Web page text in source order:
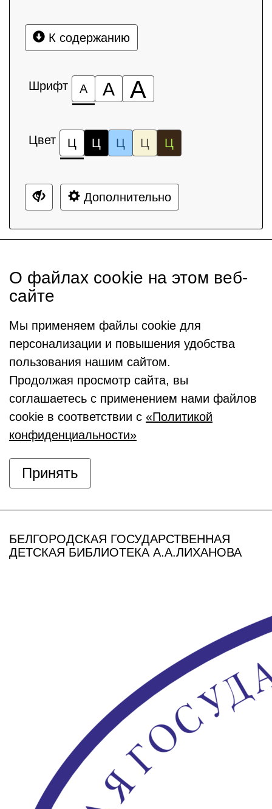
К содержанию
Шрифт А А А
Цвет Ц Ц Ц Ц Ц
Дополнительно
О файлах cookie на этом веб-
сайте
Мы применяем файлы cookie для
персонализации и повышения удобства
пользования нашим сайтом.
Продолжая просмотр сайта, вы
соглашаетесь с применением нами файлов
cookie в соответствии с «Политикой
конфиденциальности»
Принять
БЕЛГОРОДСКАЯ ГОСУДАРСТВЕННАЯ
ДЕТСКАЯ БИБЛИОТЕКА А.А.ЛИХАНОВА